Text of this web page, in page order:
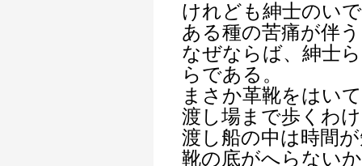
けれども紳士のい
ある種の苦痛が伴
なぜならば、紳士
らである。
まさか革靴をはい
渡し場まで歩くわ
渡し船の中は時間
靴の底がへらない